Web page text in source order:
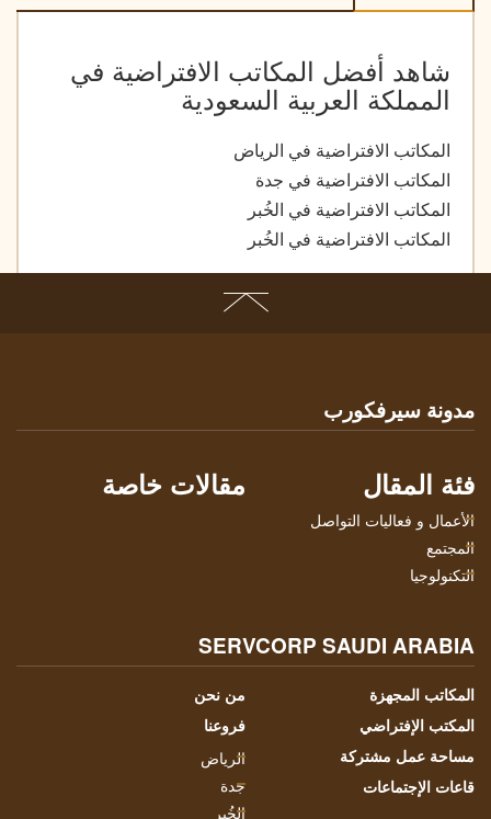
شاهد أفضل المكاتب الافتراضية في
المملكة العربية السعودية
المكاتب الافتراضية في الرياض
المكاتب الافتراضية في جدة
المكاتب الافتراضية في الخُبر
المكاتب الافتراضية في الخُبر
مدونة سيرفكورب
فئة المقال
الأعمال و فعاليات التواصل
المجتمع
التكنولوجيا
مقالات خاصة
SERVCORP SAUDI ARABIA
المكاتب المجهزة
المكتب الإفتراضي
مساحة عمل مشتركة
قاعات الإجتماعات
من نحن
فروعنا
الرياض
جدة
الخُبر